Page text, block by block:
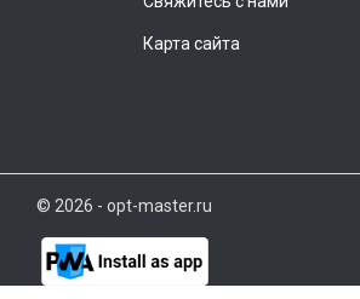
Карта сайта
© 2026 - opt-master.ru